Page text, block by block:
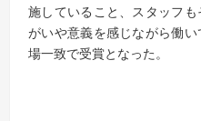
施していること、スタッフ
がいや意義を感じながら働
場一致で受賞となった。